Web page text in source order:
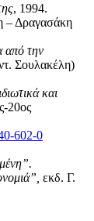
, 1994.
– Δραγασάκη
από την
Σουλακέλη)
και
20ος
602-0
εκδ. Γ.